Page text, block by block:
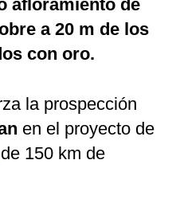
afloramiento de
a 20 m de los
con oro.
la prospección
en el proyecto de
150 km de